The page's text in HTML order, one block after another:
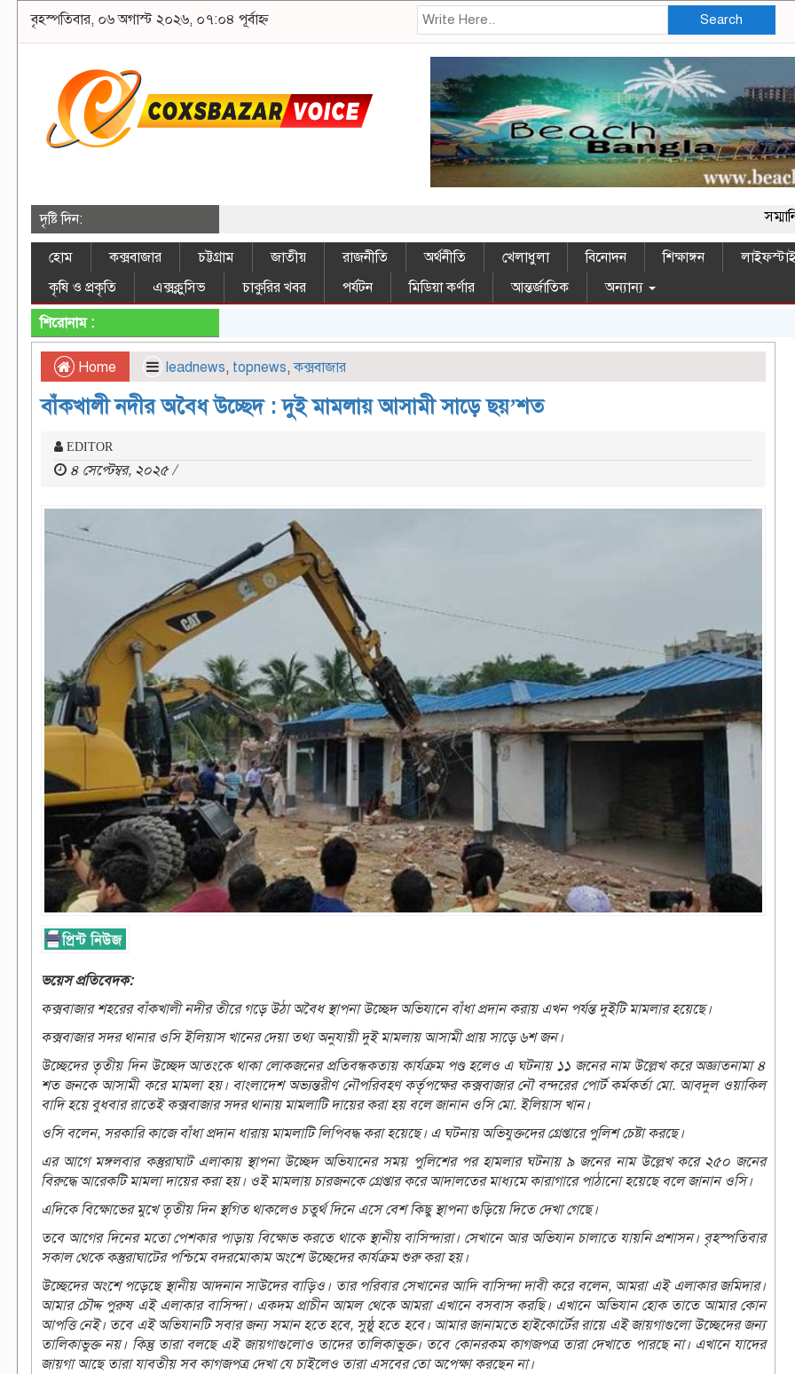
বৃহস্পতিবার, ০৬ অগাস্ট ২০২৬, ০৭:০৪ পূর্বাহ্ন Search
দৃষ্টি দিন: সম্মানিত
হোম কক্সবাজার চট্টগ্রাম জাতীয় রাজনীতি অর্থনীতি খেলাধুলা বিনোদন শিক্ষাঙ্গন
কৃষি ও প্রকৃতি
এক্সক্লুসিভ চাকুরির খবর পর্যটন মিডিয়া কর্ণার আন্তর্জাতিক
অন্যান্য
শিরোনাম :
Home leadnews, topnews,কক্সবাজার
বাঁকখালী নদীর অবৈধ উচ্ছেদ : দুই মামলায় আসামী সাড়ে ছয়’শত
EDITOR
৪ সেপ্টেম্বর, ২০২৫ /
ভয়েস প্রতিবেদক:
কক্সবাজার শহরের বাঁকখালী নদীর তীরে গড়ে উঠা অবৈধ স্থাপনা উচ্ছেদ অভিযানে বাঁধা প্রদান করায় এখন পর্যন্ত দুইটি মামলার হয়েছে।
কক্সবাজার সদর থানার ওসি ইলিয়াস খানের দেয়া তথ্য অনুযায়ী দুই মামলায় আসামী প্রায় সাড়ে ৬শ জন।
উচ্ছেদের তৃতীয় দিন উচ্ছেদ আতংকে থাকা লোকজনের প্রতিবন্ধকতায় কার্যক্রম পণ্ড হলেও এ ঘটনায় ১১ জনের নাম উল্লেখ করে অজ্ঞাতনামা ৪
শত জনকে আসামী করে মামলা হয়। বাংলাদেশ অভ্যন্তরীণ নৌপরিবহণ কর্তৃপক্ষের কক্সবাজার নৌ বন্দরের পোর্ট কর্মকর্তা মো. আবদুল ওয়াকিল
বাদি হয়ে বুধবার রাতেই কক্সবাজার সদর থানায় মামলাটি দায়ের করা হয় বলে জানান ওসি মো. ইলিয়াস খান।
ওসি বলেন, সরকারি কাজে বাঁধা প্রদান ধারায় মামলাটি লিপিবদ্ধ করা হয়েছে। এ ঘটনায় অভিযুক্তদের গ্রেপ্তারে পুলিশ চেষ্টা করছে।
এর আগে মঙ্গলবার কস্তুরাঘাট এলাকায় স্থাপনা উচ্ছেদ অভিযানের সময় পুলিশের পর হামলার ঘটনায় ৯ জনের নাম উল্লেখ করে ২৫০ জনের
বিরুদ্ধে আরেকটি মামলা দায়ের করা হয়। ওই মামলায় চারজনকে গ্রেপ্তার করে আদালতের মাধ্যমে কারাগারে পাঠানো হয়েছে বলে জানান ওসি।
এদিকে বিক্ষোভের মুখে তৃতীয় দিন স্থগিত থাকলেও চতুর্থ দিনে এসে বেশ কিছু স্থাপনা গুড়িয়ে দিতে দেখা গেছে।
তবে আগের দিনের মতো পেশকার পাড়ায় বিক্ষোভ করতে থাকে স্থানীয় বাসিন্দারা। সেখানে আর অভিযান চালাতে যায়নি প্রশাসন। বৃহস্পতিবার
সকাল থেকে কস্তুরাঘাটের পশ্চিমে বদরমোকাম অংশে উচ্ছেদের কার্যক্রম শুরু করা হয়।
উচ্ছেদের অংশে পড়েছে স্থানীয় আদনান সাউদের বাড়িও। তার পরিবার সেখানের আদি বাসিন্দা দাবী করে বলেন, আমরা এই এলাকার জমিদার।
আমার চৌদ্দ পুরুষ এই এলাকার বাসিন্দা। একদম প্রাচীন আমল থেকে আমরা এখানে বসবাস করছি। এখানে অভিযান হোক তাতে আমার কোন
আপত্তি নেই। তবে এই অভিযানটি সবার জন্য সমান হতে হবে, সুষ্ঠু হতে হবে। আমার জানামতে হাইকোর্টের রায়ে এই জায়গাগুলো উচ্ছেদের জন্য
তালিকাভুক্ত নয়। কিন্তু তারা বলছে এই জায়গাগুলোও তাদের তালিকাভুক্ত। তবে কোনরকম কাগজপত্র তারা দেখাতে পারছে না। এখানে যাদের
জায়গা আছে তারা যাবতীয় সব কাগজপত্র দেখা যে চাইলেও তারা এসবের তো অপেক্ষা করছেন না।